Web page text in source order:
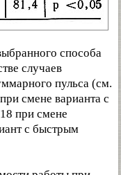
способа
случаев
пульса (см.
смене варианта с
при смене
с быстрым